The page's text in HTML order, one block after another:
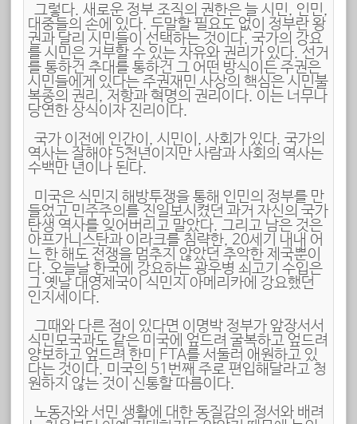
그렇다. 새로운 정부 조직의 권한은 늘 시민, 인민,
대중들의 손에 있다. 두말할 필요도 없이 정부란 왕
권과 달리 시민들이 선택하는 것이다. 국가의 강요
를 시민은 거부할 수 있는 자유와 권리가 있다. 선거
를 통하건 추대를 통하건 그 어떤 방식이든 주권은
시민들에게 있다는 주권재민 사상의 핵심은 시민불
복종의 권리, 저항과 혁명의 권리이다. 이는 너무나
당연한 상식이자 진리이다.
국가 이전에 인간이, 시민이, 사회가 있다. 국가의
역사는 잘해야 5천년이지만 사람과 사회의 역사는
수백만 년이나 된다.
미국은 식민지 해방투쟁을 통해 인민의 정부를 만
들었고 민주주의를 진일보시켰던 과거 자신의 국가
탄생 역사를 잊어버리고 말았다. 그리고 남은 것은
아프가니스탄과 이라크를 침략한, 20세기 내내 어
느 한 해도 전쟁을 멈추지 않았던 추악한 제국뿐이
다. 오늘날 한국에 강요하는 광우병 쇠고기 수입은
그 옛날 대영제국이 식민지 아메리카에 강요했던
인지세이다.
그때와 다른 점이 있다면 이명박 정부가 앞장서서
식민모국과도 같은 미국에 엎드려 굴복하고 엎드려
양보하고 엎드려 한미 FTA를 서둘러 애원하고 있
다는 것이다. 미국의 51번째 주로 편입해달라고 청
원하지 않는 것이 신통할 따름이다.
노동자와 서민 생활에 대한 동질감의 정서와 배려